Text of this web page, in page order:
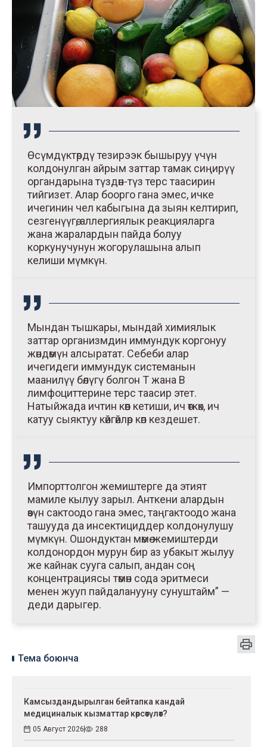
Өсүмдүктөрдү тезирээк бышыруу үчүн
колдонулган айрым заттар тамак сиңирүү
органдарына түздөн-түз терс таасирин
тийгизет. Алар боорго гана эмес, ичке
ичегинин чел кабыгына да зыян келтирип,
сезгенүүгө, аллергиялык реакцияларга
жана жаралардын пайда болуу
коркунучунун жогорулашына алып
келиши мүмкүн.
Мындан тышкары, мындай химиялык
заттар организмдин иммундук коргонуу
жөндөмүн алсыратат. Себеби алар
ичегидеги иммундук системанын
маанилүү бөлүгү болгон Т жана В
лимфоциттерине терс таасир этет.
Натыйжада ичтин көөп кетиши, ич өткөк, ич
катуу сыяктуу көйгөйлөр көп кездешет.
Импорттолгон жемиштерге да этият
мамиле кылуу зарыл. Анткени алардын
өзүн сактоодо гана эмес, таңгактоодо жана
ташууда да инсектициддер колдонулушу
мүмкүн. Ошондуктан мөмө-жемиштерди
колдонордон мурун бир аз убакыт жылуу
же кайнак сууга салып, андан соң
концентрациясы төмөн сода эритмеси
менен жууп пайдаланууну сунуштайм” —
деди дарыгер.
Тема боюнча
Камсыздандырылган бейтапка кандай
медициналык кызматтар көрсөтүлөт?
05 Август 2026 288